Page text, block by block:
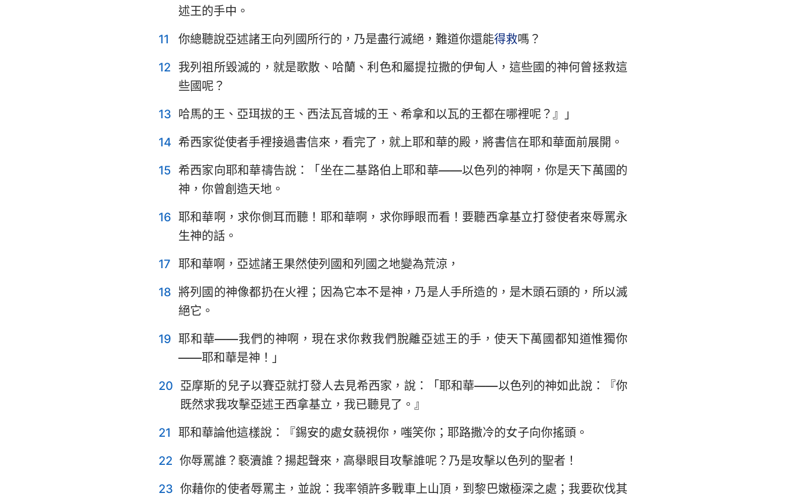
彌迦書
哈巴谷書 西番雅書
哈該書 撒迦利亞書
瑪拉基書
述王的手中。
11
你總聽說亞述諸王向列國所行的，乃是盡行滅絕，難道你還能得救嗎？
12
我列祖所毀滅的，就是歌散、哈蘭、利色和屬提拉撒的伊甸人，這些國的神何曾拯救這
些國呢？
13 哈馬的王、亞珥拔的王、西法瓦音城的王、希拿和以瓦的王都在哪裡呢？』」
14 希西家從使者手裡接過書信來，看完了，就上耶和華的殿，將書信在耶和華面前展開。
15 希西家向耶和華禱告說：「坐在二基路伯上耶和華——以色列的神啊，你是天下萬國的
神，你曾創造天地。
16 耶和華啊，求你側耳而聽！耶和華啊，求你睜眼而看！要聽西拿基立打發使者來辱罵永
生神的話。
17 耶和華啊，亞述諸王果然使列國和列國之地變為荒涼，
18 將列國的神像都扔在火裡；因為它本不是神，乃是人手所造的，是木頭石頭的，所以滅
絕它。
19 耶和華——我們的神啊，現在求你救我們脫離亞述王的手，使天下萬國都知道惟獨你
——耶和華是神！」
20 亞摩斯的兒子以賽亞就打發人去見希西家，說：「耶和華——以色列的神如此說：『你
既然求我攻擊亞述王西拿基立，我已聽見了。』
21
耶和華論他這樣說：『錫安的處女藐視你，嗤笑你；耶路撒冷的女子向你搖頭。
22 你辱罵誰？褻瀆誰？揚起聲來，高舉眼目攻擊誰呢？乃是攻擊以色列的聖者！
23 你藉你的使者辱罵主，並說：我率領許多戰車上山頂，到黎巴嫩極深之處；我要砍伐其